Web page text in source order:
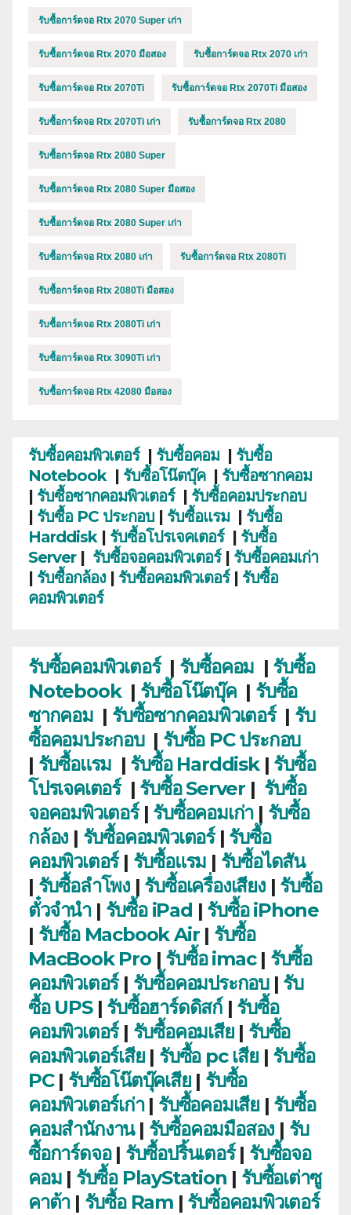
รับซื้อการ์ดจอ Rtx 2070 Super เก่า
รับซื้อการ์ดจอ Rtx 2070 มือสอง รับซื้อการ์ดจอ Rtx 2070 เก่า
รับซื้อการ์ดจอ Rtx 2070Ti รับซื้อการ์ดจอ Rtx 2070Ti มือสอง
รับซื้อการ์ดจอ Rtx 2070Ti เก่า รับซื้อการ์ดจอ Rtx 2080
รับซื้อการ์ดจอ Rtx 2080 Super
รับซื้อการ์ดจอ Rtx 2080 Super มือสอง
รับซื้อการ์ดจอ Rtx 2080 Super เก่า
รับซื้อการ์ดจอ Rtx 2080 เก่า รับซื้อการ์ดจอ Rtx 2080Ti
รับซื้อการ์ดจอ Rtx 2080Ti มือสอง
รับซื้อการ์ดจอ Rtx 2080Ti เก่า
รับซื้อการ์ดจอ Rtx 3090Ti เก่า
รับซื้อการ์ดจอ Rtx 42080 มือสอง
รับซื้อคอมพิวเตอร์| รับซื้อคอม | รับซื้อ
Notebook| รับซื้อโน๊ตบุ๊ค | รับซื้อซากคอม
| รับซื้อซากคอมพิวเตอร์| รับซื้อคอมประกอบ
| รับซื้อ PC ประกอบ | รับซื้อแรม | รับซื้อ
Harddisk | รับซื้อโปรเจคเตอร์| รับซื้อ
Server | รับซื้อจอคอมพิวเตอร์ | รับซื้อคอมเก่า
| รับซื้อกล้อง| รับซื้อคอมพิวเตอร์| รับซื้อ
คอมพิวเตอร์
รับซื้อคอมพิวเตอร์| รับซื้อคอม | รับซื้อ
Notebook| รับซื้อโน๊ตบุ๊ค | รับซื้อ
ซากคอม| รับซื้อซากคอมพิวเตอร์| รับ
ซื้อคอมประกอบ| รับซื้อ PC ประกอบ
| รับซื้อแรม | รับซื้อ Harddisk | รับซื้อ
โปรเจคเตอร์| รับซื้อ Server | รับซื้อ
จอคอมพิวเตอร์ | รับซื้อคอมเก่า | รับซื้อ
กล้อง | รับซื้อคอมพิวเตอร์| รับซื้อ
คอมพิวเตอร์| รับซื้อแรม | รับซื้อไดสัน
| รับซื้อลำโพง | รับซื้อเครื่องเสียง| รับซื้อ
ตั๋วจำนำ| รับซื้อ iPad | รับซื้อ iPhone
| รับซื้อ Macbook Air| รับซื้อ
MacBook Pro| รับซื้อ imac| รับซื้อ
คอมพิวเตอร์| รับซื้อคอมประกอบ| รับ
ซื้อ UPS| รับซื้อฮาร์ดดิสก์ | รับซื้อ
คอมพิวเตอร์| รับซื้อคอมเสีย| รับซื้อ
คอมพิวเตอร์เสีย| รับซื้อ pc เสีย| รับซื้อ
PC| รับซื้อโน๊ตบุ๊คเสีย| รับซื้อ
คอมพิวเตอร์เก่า | รับซื้อคอมเสีย | รับซื้อ
คอมสำนักงาน | รับซื้อคอมมือสอง | รับ
ซื้อการ์ดจอ| รับซื้อปริ้นเตอร์| รับซื้อจอ
คอม| รับซื้อ PlayStation | รับซื้อเต่าซู
คาต้า| รับซื้อ Ram | รับซื้อคอมพิวเตอร์